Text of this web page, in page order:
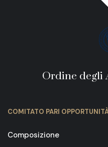
Ordine degli
COMITATO PARI
Composizione